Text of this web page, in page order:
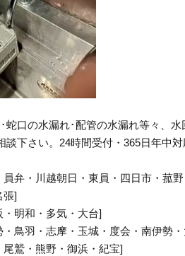
蛇口の水漏れ･配管の水漏れ等々、
談下さい。24時間受付・365日年中対
員弁・川越朝日・東員・四日市・菰
張]
明和・多気・大台]
・鳥羽・志摩・玉城・度会・南伊勢
鷲・熊野・御浜・紀宝]